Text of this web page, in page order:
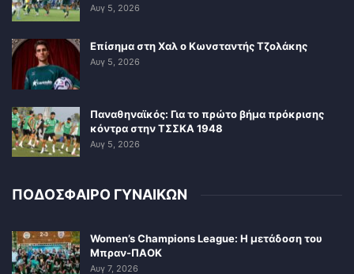
Αυγ 5, 2026
Επίσημα στη Χαλ ο Κωνσταντής Τζολάκης
Αυγ 5, 2026
Παναθηναϊκός: Για το πρώτο βήμα πρόκρισης
κόντρα στην ΤΣΣΚΑ 1948
Αυγ 5, 2026
ΠΟΔΟΣΦΑΙΡΟ ΓΥΝΑΙΚΩΝ
Women’s Champions League: Η μετάδοση του
Μπραν-ΠΑΟΚ
Αυγ 7, 2026